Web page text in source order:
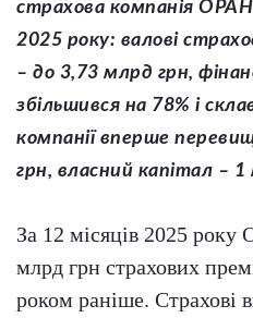
страхова компанія
2025 року: валові
– до 3,73 млрд грн,
збільшився на 78% і
компанії вперше
грн, власний капітал – 1
За 12 місяців 2025
млрд грн страхових
роком раніше. Страхові